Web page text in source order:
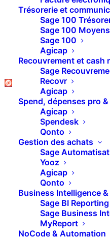
Trésorerie et
Sage 100
Sage 100
Sage 100
Agicap
Recouvrement et cash
Sage
Recovr
Agicap
Spend, dépenses pro
Agicap
Spendesk
Qonto
Gestion des achats
Sage
Yooz
Agicap
Qonto
Business Intelligence
Sage BI Reporting
Sage Business
MyReport
NoCode & Automation
heading_tag="h1"
alignment="left"
bottom:10px;"
[/
Ateliers conseil
Rapport d'analyse
Mise en place des
Formations
Accompagnement au
[/ultimate_heading]